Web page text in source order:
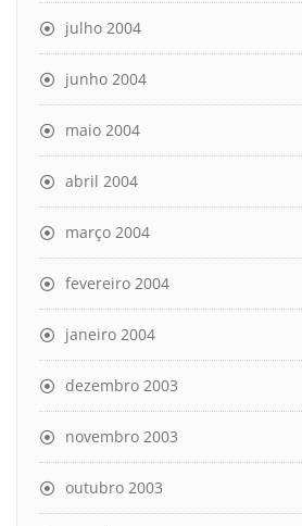
julho 2004
junho 2004
maio 2004
abril 2004
março 2004
fevereiro 2004
janeiro 2004
dezembro 2003
novembro 2003
outubro 2003